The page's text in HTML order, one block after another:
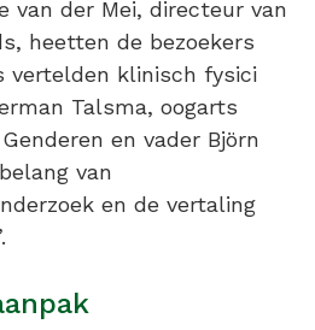
van der Mei, directeur van
heetten de bezoekers
vertelden klinisch fysici
Talsma, oogarts
en vader Björn
van
en de vertaling